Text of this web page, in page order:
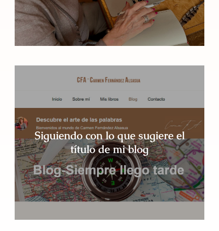
Siguiendo con lo que sugiere el
título de mi blog